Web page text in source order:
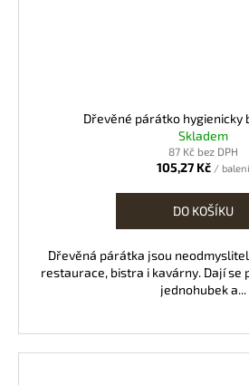
Dřevěné párátko hygienicky
Skladem
87 Kč bez DPH
105,27 Kč / balení
DO KOŠÍKU
Dřevěná párátka jsou
restaurace, bistra i kavárny. Dají se
jednohubek a...